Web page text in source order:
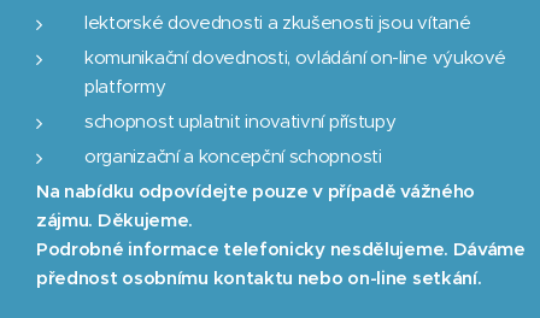
lektorské dovednosti a zkušenosti jsou vítané
komunikační dovednosti, ovládání on-line výukové
platformy
schopnost uplatnit inovativní přístupy
organizační a koncepční schopnosti
Na nabídku odpovídejte pouze v případě vážného
zájmu. Děkujeme.
Podrobné informace telefonicky nesdělujeme. Dáváme
přednost osobnímu kontaktu nebo on-line setkání.